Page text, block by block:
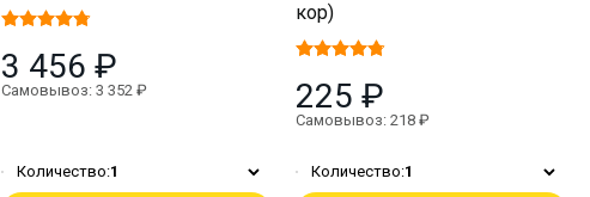
3 456 ₽
Самовывоз: 3 352 ₽
Количество:1
кор)
225 ₽
Самовывоз: 218 ₽
Количество:1